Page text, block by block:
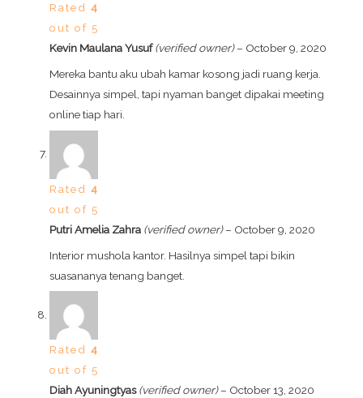
Rated4
out of 5
Kevin Maulana Yusuf(verified owner) – October 9, 2020
Mereka bantu aku ubah kamar kosong jadi ruang kerja.
Desainnya simpel, tapi nyaman banget dipakai meeting
online tiap hari.
Rated4
out of 5
Putri Amelia Zahra (verified owner) – October 9, 2020
Interior mushola kantor. Hasilnya simpel tapi bikin
suasananya tenang banget.
Rated4
out of 5
Diah Ayuningtyas(verified owner) – October 13, 2020